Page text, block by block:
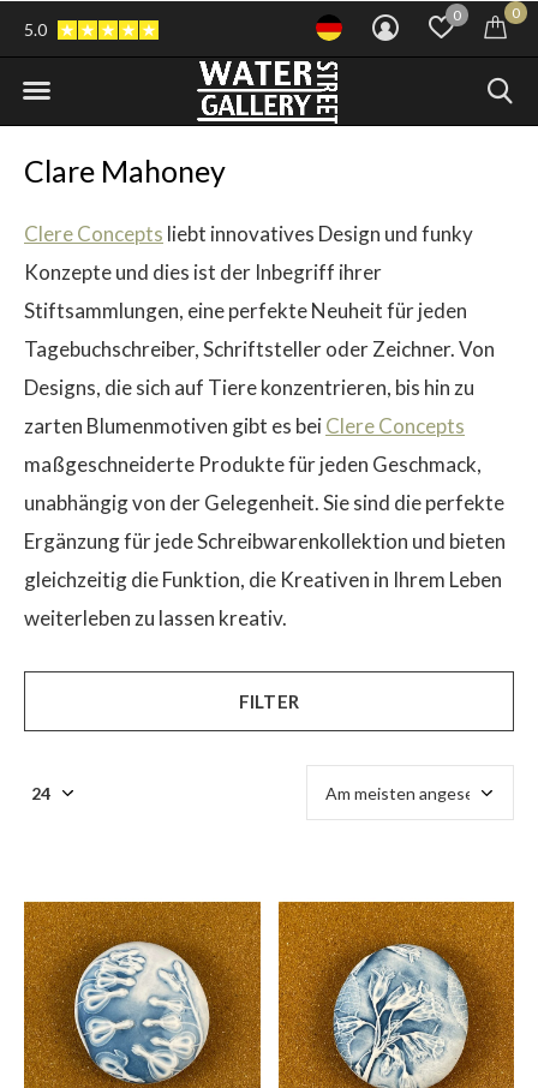
0 0
5.0
Clare Mahoney
Clere Concepts liebt innovatives Design und funky
Konzepte und dies ist der Inbegriff ihrer
Stiftsammlungen, eine perfekte Neuheit für jeden
Tagebuchschreiber, Schriftsteller oder Zeichner. Von
Designs, die sich auf Tiere konzentrieren, bis hin zu
zarten Blumenmotiven gibt es beiClere Concepts
maßgeschneiderte Produkte für jeden Geschmack,
unabhängig von der Gelegenheit. Sie sind die perfekte
Ergänzung für jede Schreibwarenkollektion und bieten
gleichzeitig die Funktion, die Kreativen in Ihrem Leben
weiterleben zu lassen kreativ.
FILTER